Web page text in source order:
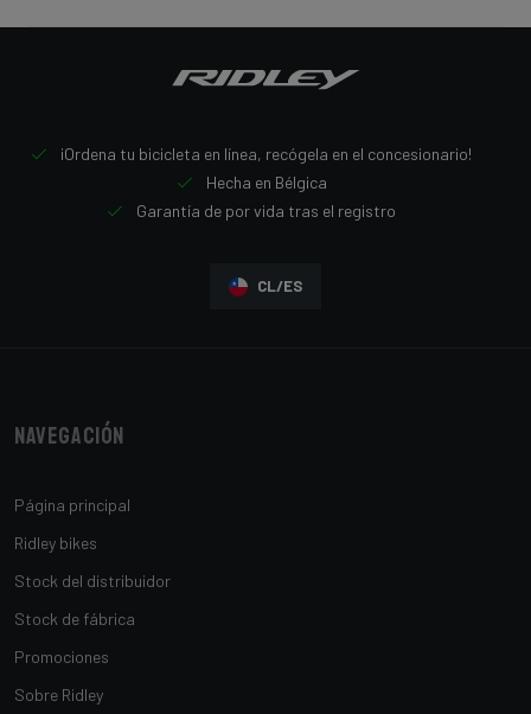
¡Ordena tu bicicleta en línea, recógela en el concesionario!
Hecha en Bélgica
Garantía de por vida tras el registro
CL/ES
Navegación
Página principal
Ridley bikes
Stock del distribuidor
Stock de fábrica
Promociones
Sobre Ridley